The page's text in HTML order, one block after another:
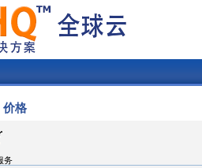
价格
务